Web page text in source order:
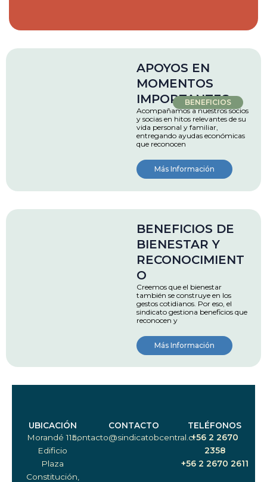
APOYOS EN
MOMENTOS
IMPORTANTES
Acompañamos a nuestros socios
y socias en hitos relevantes de su
vida personal y familiar,
entregando ayudas económicas
que reconocen
Más Información
BENEFICIOS DE
BIENESTAR Y
RECONOCIMIENT
O
Creemos que el bienestar
también se construye en los
gestos cotidianos. Por eso, el
sindicato gestiona beneficios que
reconocen y
Más Información
BENEFICIOS
UBICACIÓN
Morandé 115,
Edificio
Plaza
Constitución,
CONTACTO
contacto@sindicatobcentral.cl
TELÉFONOS
+56 2 2670
2358
+56 2 2670 2611